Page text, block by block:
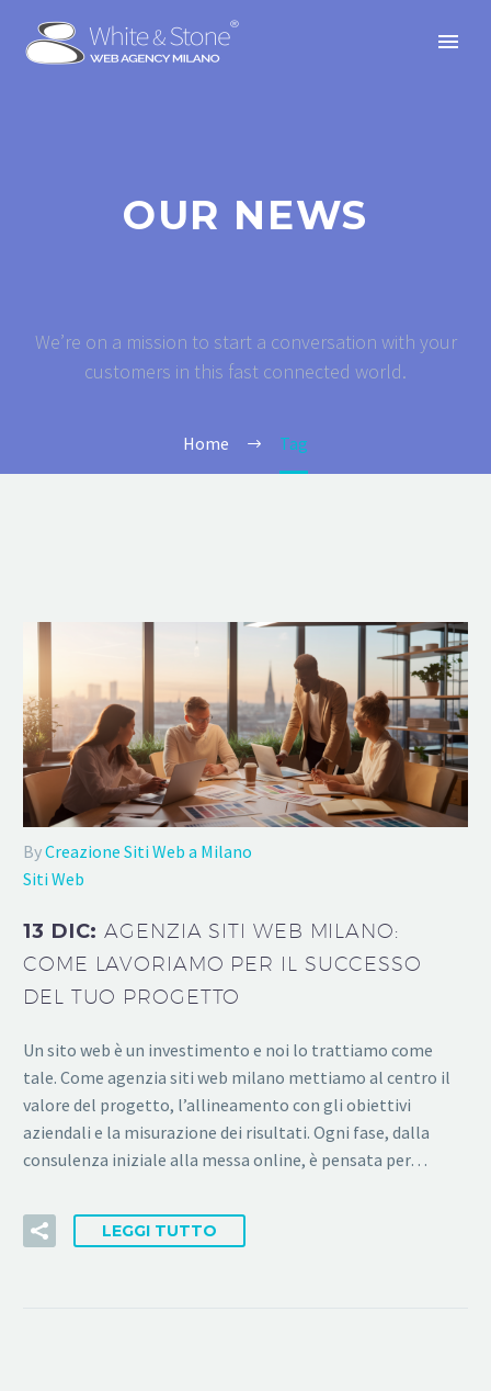
OUR NEWS
We’re on a mission to start a conversation with your
customers in this fast connected world.
Home Tag
ByCreazione Siti Web a Milano
Siti Web
13 DIC:AGENZIA SITI WEB MILANO:
COME LAVORIAMO PER IL SUCCESSO
DEL TUO PROGETTO
Un sito web è un investimento e noi lo trattiamo come
tale. Come agenzia siti web milano mettiamo al centro il
valore del progetto, l’allineamento con gli obiettivi
aziendali e la misurazione dei risultati. Ogni fase, dalla
consulenza iniziale alla messa online, è pensata per…
LEGGI TUTTO